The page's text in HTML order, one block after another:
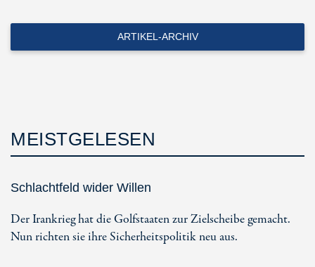
ARTIKEL-ARCHIV
MEISTGELESEN
Schlachtfeld wider Willen
Der Irankrieg hat die Golfstaaten zur Zielscheibe gemacht.
Nun richten sie ihre Sicherheitspolitik neu aus.